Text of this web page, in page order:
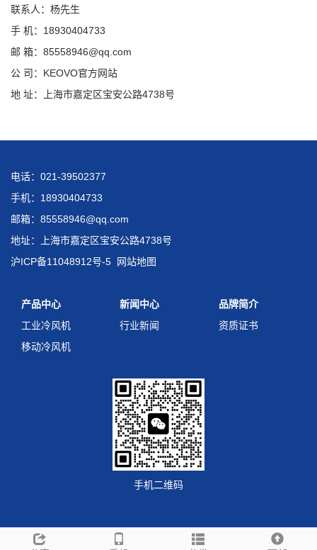
联系人：杨先生
手 机：18930404733
邮 箱：85558946@qq.com
公 司：KEOVO官方网站
地 址：上海市嘉定区宝安公路4738号
电话：021-39502377
手机：18930404733
邮箱：85558946@qq.com
地址：上海市嘉定区宝安公路4738号
沪ICP备11048912号-5
网站地图
产品中心
工业冷风机
移动冷风机
新闻中心
行业新闻
品牌简介
资质证书
手机二维码
http://data.zz.baidu.com/urls?